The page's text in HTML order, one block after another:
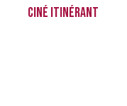
Ciné itinérant